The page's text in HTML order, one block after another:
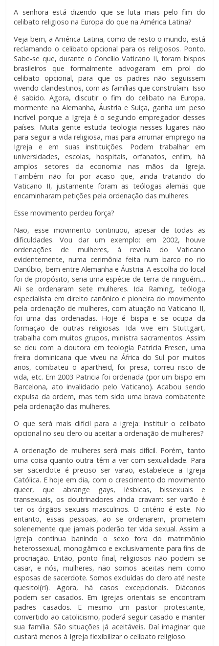
A senhora está dizendo que se luta mais pelo fim do
celibato religioso na Europa do que na América Latina?
Veja bem, a América Latina, como de resto o mundo, está
reclamando o celibato opcional para os religiosos. Ponto.
Sabe-se que, durante o Concílio Vaticano II, foram bispos
brasileiros que formalmente advogaram em prol do
celibato opcional, para que os padres não seguissem
vivendo clandestinos, com as famílias que construíam. Isso
é sabido. Agora, discutir o fim do celibato na Europa,
mormente na Alemanha, Áustria e Suíça, ganha um peso
incrível porque a Igreja é o segundo empregador desses
países. Muita gente estuda teologia nesses lugares não
para seguir a vida religiosa, mas para arrumar emprego na
Igreja e em suas instituições. Podem trabalhar em
universidades, escolas, hospitais, orfanatos, enfim, há
amplos setores da economia nas mãos da Igreja.
Também não foi por acaso que, ainda tratando do
Vaticano II, justamente foram as teólogas alemãs que
encaminharam petições pela ordenação das mulheres.
Esse movimento perdeu força?
Não, esse movimento continuou, apesar de todas as
dificuldades. Vou dar um exemplo: em 2002, houve
ordenações de mulheres, à revelia do Vaticano
evidentemente, numa cerimônia feita num barco no rio
Danúbio, bem entre Alemanha e Áustria. A escolha do local
foi de propósito, seria uma espécie de terra de ninguém…
Ali se ordenaram sete mulheres. Ida Raming, teóloga
especialista em direito canônico e pioneira do movimento
pela ordenação de mulheres, com atuação no Vaticano II,
foi uma das ordenadas. Hoje é bispa e se ocupa da
formação de outras religiosas. Ida vive em Stuttgart,
trabalha com muitos grupos, ministra sacramentos. Assim
se deu com a doutora em teologia Patricia Fresen, uma
freira dominicana que viveu na África do Sul por muitos
anos, combateu o apartheid, foi presa, correu risco de
vida, etc. Em 2003 Patricia foi ordenada (por um bispo em
Barcelona, ato invalidado pelo Vaticano). Acabou sendo
expulsa da ordem, mas tem sido uma brava combatente
pela ordenação das mulheres.
O que será mais difícil para a igreja: instituir o celibato
opcional no seu clero ou aceitar a ordenação de mulheres?
A ordenação de mulheres será mais difícil. Porém, tanto
uma coisa quanto outra têm a ver com sexualidade. Para
ser sacerdote é preciso ser varão, estabelece a Igreja
Católica. E hoje em dia, com o crescimento do movimento
queer, que abrange gays, lésbicas, bissexuais e
transexuais, os doutrinadores ainda cravam: ser varão é
ter os órgãos sexuais masculinos. O critério é este. No
entanto, essas pessoas, ao se ordenarem, prometem
solenemente que jamais poderão ter vida sexual. Assim a
Igreja continua banindo o sexo fora do matrimônio
heterossexual, monogâmico e exclusivamente para fins de
procriação. Então, ponto final, religiosos não podem se
casar, e nós, mulheres, não somos aceitas nem como
esposas de sacerdote. Somos excluídas do clero até neste
quesito!(ri). Agora, há casos excepcionais. Diáconos
podem ser casados. Em igrejas orientais se encontram
padres casados. E mesmo um pastor protestante,
convertido ao catolicismo, poderá seguir casado e manter
sua família. São situações já aceitáveis. Daí imaginar que
custará menos à Igreja flexibilizar o celibato religioso.